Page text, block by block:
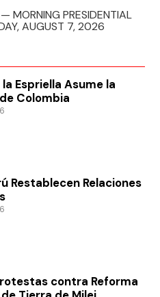
MORNING PRESIDENTIAL
AUGUST 7, 2026
Espriella Asume la
Colombia
Restablecen Relaciones
contra Reforma